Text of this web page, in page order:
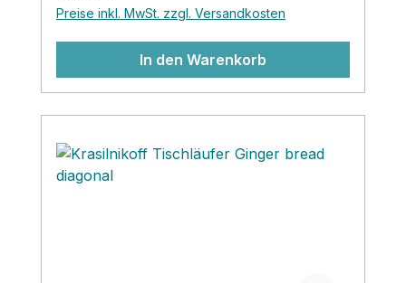
Preise inkl. MwSt. zzgl. Versandkosten
In den Warenkorb